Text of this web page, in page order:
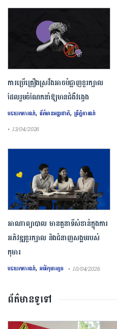
ការ​ប្រើគ្រឿង​ស្រវឹង​អាចបំផ្លាញ​ខួរក្បាល
ដែល​រួមចំណែក​នាំឱ្យ​មាន​ជំងឺ​វង្វេង
បទយកការណ៍, ព័ត៌មានអន្តរជាតិ,ព្រឹត្តិការណ៍
• 13/04/2026
អាណាព្យាបាល មានតួនាទីសំខាន់ក្នុងការ
អភិវឌ្ឍខួរក្បាល និងជំនាញសង្គមរបស់
កុមារ
បទយកការណ៍, អប់រំកុមារតូច • 10/04/2026
ព័ត៌មានទូទៅ